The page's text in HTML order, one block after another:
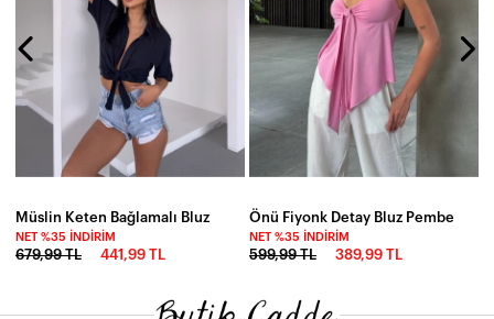
Müslin Keten Bağlamalı Bluz
NET %35 İNDIRIM
679,99 TL 441,99 TL
Önü Fiyonk Detay Bluz Pembe
NET %35 İNDIRIM
599,99 TL 389,99 TL